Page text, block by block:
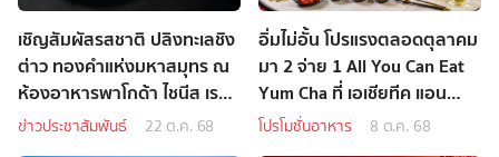
เชิญสัมผัสรสชาติ ปลิงทะเลชิง
ต่าว ทองคำแห่งมหาสมุทร ณ
ห้องอาหารพาโกด้า ไชนีส เรส
เตอรองท์
ข่าวประชาสัมพันธ์ 22 ต.ค. 68
อิ่มไม่อั้น โปรแรงตลอดตุลาคม
มา 2 จ่าย 1 All You Can Eat
Yum Cha ที่ เอเชียทีค แอน
เชี่ยนท์ ที เฮ้าส์
โปรโมชั่นอาหาร 8 ต.ค. 68